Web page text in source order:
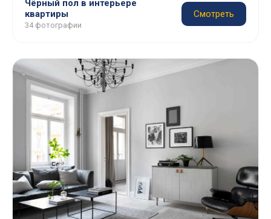
Чёрный пол в интерьере
квартиры
34 фотографии
Смотреть